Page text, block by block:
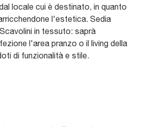
locale cui è destinato, in quanto
l'estetica. Sedia
in tessuto: saprà
l'area pranzo o il living della
di funzionalità e stile.